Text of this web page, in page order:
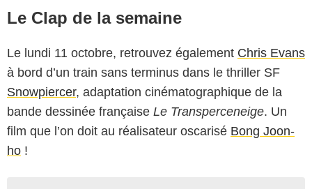
Le Clap de la semaine
Le lundi 11 octobre, retrouvez également Chris Evans
à bord d’un train sans terminus dans le thriller SF
Snowpiercer, adaptation cinématographique de la
bande dessinée française Le Transperceneige. Un
film que l’on doit au réalisateur oscarisé Bong Joon-
ho !